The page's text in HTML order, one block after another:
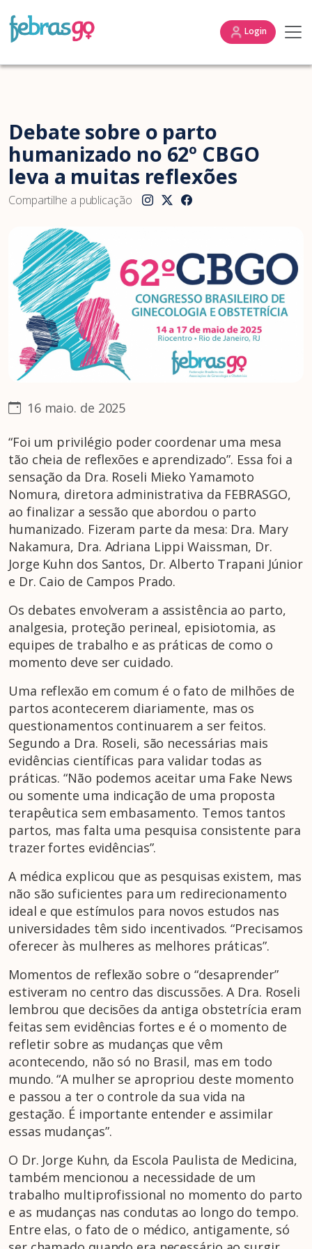
Login
Debate sobre o parto
humanizado no 62º CBGO
leva a muitas reflexões
Compartilhe a publicação
16 maio. de 2025
“Foi um privilégio poder coordenar uma mesa
tão cheia de reflexões e aprendizado”. Essa foi a
sensação da Dra. Roseli Mieko Yamamoto
Nomura, diretora administrativa da FEBRASGO,
ao finalizar a sessão que abordou o parto
humanizado. Fizeram parte da mesa: Dra. Mary
Nakamura, Dra. Adriana Lippi Waissman, Dr.
Jorge Kuhn dos Santos, Dr. Alberto Trapani Júnior
e Dr. Caio de Campos Prado.
Os debates envolveram a assistência ao parto,
analgesia, proteção perineal, episiotomia, as
equipes de trabalho e as práticas de como o
momento deve ser cuidado.
Uma reflexão em comum é o fato de milhões de
partos acontecerem diariamente, mas os
questionamentos continuarem a ser feitos.
Segundo a Dra. Roseli, são necessárias mais
evidências científicas para validar todas as
práticas. “Não podemos aceitar uma Fake News
ou somente uma indicação de uma proposta
terapêutica sem embasamento. Temos tantos
partos, mas falta uma pesquisa consistente para
trazer fortes evidências”.
A médica explicou que as pesquisas existem, mas
não são suficientes para um redirecionamento
ideal e que estímulos para novos estudos nas
universidades têm sido incentivados. “Precisamos
oferecer às mulheres as melhores práticas”.
Momentos de reflexão sobre o “desaprender”
estiveram no centro das discussões. A Dra. Roseli
lembrou que decisões da antiga obstetrícia eram
feitas sem evidências fortes e é o momento de
refletir sobre as mudanças que vêm
acontecendo, não só no Brasil, mas em todo
mundo. “A mulher se apropriou deste momento
e passou a ter o controle da sua vida na
gestação. É importante entender e assimilar
essas mudanças”.
O Dr. Jorge Kuhn, da Escola Paulista de Medicina,
também mencionou a necessidade de um
trabalho multiprofissional no momento do parto
e as mudanças nas condutas ao longo do tempo.
Entre elas, o fato de o médico, antigamente, só